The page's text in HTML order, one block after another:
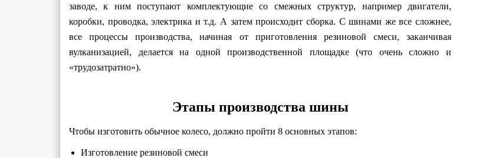
заводе, к ним поступают комплектующие со смежных структур, например двигатели,
коробки, проводка, электрика и т.д. А затем происходит сборка. С шинами же все сложнее,
все процессы производства, начиная от приготовления резиновой смеси, заканчивая
вулканизацией, делается на одной производственной площадке (что очень сложно и
«трудозатратно»).
Этапы производства шины
Чтобы изготовить обычное колесо, должно пройти 8 основных этапов:
Изготовление резиновой смеси